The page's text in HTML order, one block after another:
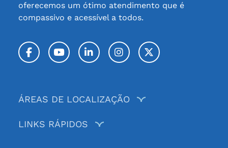
oferecemos um ótimo atendimento que é
compassivo e acessível a todos.
FacebookYouTubeLinkedInInstagramTwitter / X
ÁREAS DE LOCALIZAÇÃO
LINKS RÁPIDOS